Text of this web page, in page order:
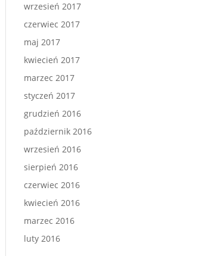
wrzesień 2017
czerwiec 2017
maj 2017
kwiecień 2017
marzec 2017
styczeń 2017
grudzień 2016
październik 2016
wrzesień 2016
sierpień 2016
czerwiec 2016
kwiecień 2016
marzec 2016
luty 2016